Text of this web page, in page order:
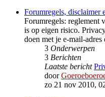
Forumregels, disclaimer
Forumregels: reglement
is op eigen risico.
doen met je e-mail-adres
3 Onderwerpen
3 Berichten
Laatste bericht
door
zo 21 nov 2010,